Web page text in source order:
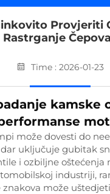
Provjeriti
Rastrganje
Time : 2026-01-23
kamske
može dovesti do
uključuje gubitak
i ozbiljne oštećenja
industriji,
može